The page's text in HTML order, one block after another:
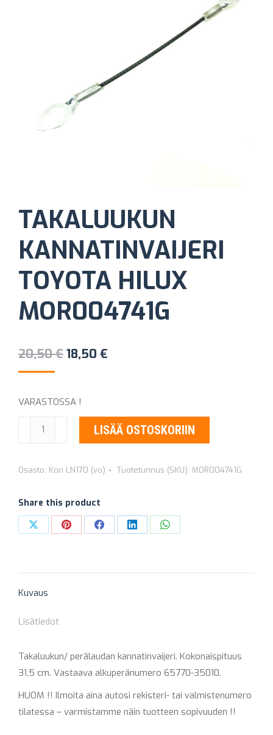
TAKALUUKUN
KANNATINVAIJERI
TOYOTA HILUX
MOR004741G
20,50€Alkuperäinen
20,50 €.
18,50 €
VARASTOSSA !
TAKALUUKUN
KANNATINVAIJERI
HILUX
määrä
LISÄÄ OSTOSKORIIN
Osasto: Kori LN170 (vo) Tuotetunnus (SKU): MOR004741G
Share this product
Share Share Share Share Share
Kuvaus
Lisätiedot
Takaluukun/ perälaudan kannatinvaijeri. Kokonaispituus
31,5 cm. Vastaava alkuperänumero 65770-35010.
HUOM !! Ilmoita aina autosi rekisteri- tai valmistenumero
tilatessa – varmistamme näin tuotteen sopivuuden !!